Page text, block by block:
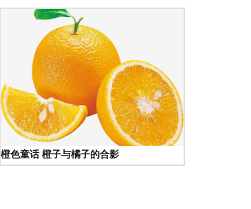
橙色童话 橙子与橘子的合影